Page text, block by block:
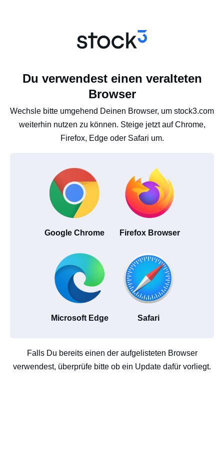
Du verwendest einen veralteten
Browser
Wechsle bitte umgehend Deinen Browser, um stock3.com
weiterhin nutzen zu können. Steige jetzt auf Chrome,
Firefox, Edge oder Safari um.
Google Chrome Firefox Browser
Microsoft Edge Safari
Falls Du bereits einen der aufgelisteten Browser
verwendest, überprüfe bitte ob ein Update dafür vorliegt.